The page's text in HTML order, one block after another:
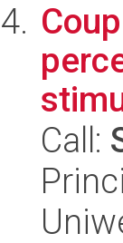
Call: